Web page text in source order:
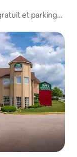
et parking